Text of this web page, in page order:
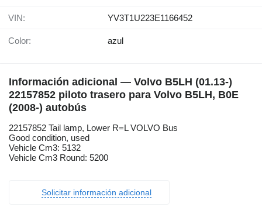
VIN: YV3T1U223E1166452
Color: azul
Información adicional — Volvo B5LH (01.13-)
22157852 piloto trasero para Volvo B5LH, B0E
(2008-) autobús
22157852 Tail lamp, Lower R=L VOLVO Bus
Good condition, used
Vehicle Cm3: 5132
Vehicle Cm3 Round: 5200
Solicitar información adicional